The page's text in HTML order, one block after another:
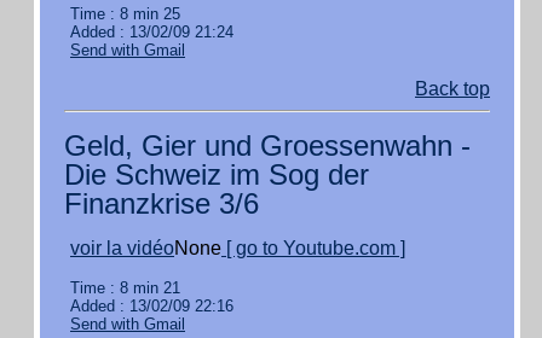
Time : 8 min 25
Added : 13/02/09 21:24
Send with Gmail
Back top
Geld, Gier und Groessenwahn -
Die Schweiz im Sog der
Finanzkrise 3/6
voir la vidéoNone [ go to Youtube.com ]
Time : 8 min 21
Added : 13/02/09 22:16
Send with Gmail